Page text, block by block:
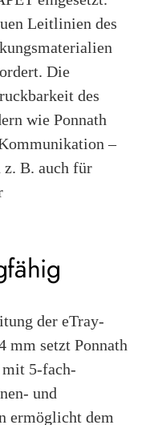
Leitlinien des
Die
des
wie Ponnath
–
B. auch für
der eTray-
mm setzt Ponnath
mit 5-fach-
und
ermöglicht dem